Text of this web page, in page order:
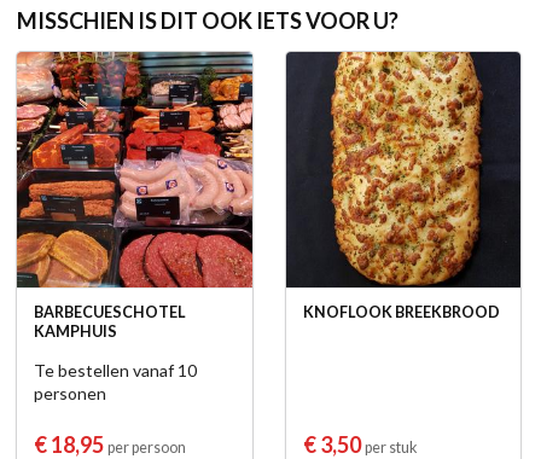
MISSCHIEN IS DIT OOK IETS VOOR U?
BARBECUESCHOTEL
KAMPHUIS
Te bestellen vanaf 10
personen
€ 18,95 per persoon
KNOFLOOK BREEKBROOD
€ 3,50per stuk